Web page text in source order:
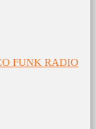
FUNK RADIO